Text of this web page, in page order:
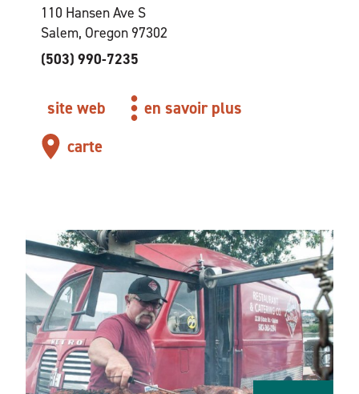
110 Hansen Ave S
Salem, Oregon 97302
(503) 990-7235
site web
en savoir plus
carte